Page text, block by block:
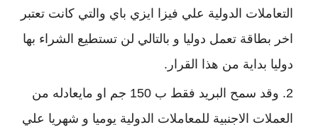
دوليا بداية من هذا القرار.